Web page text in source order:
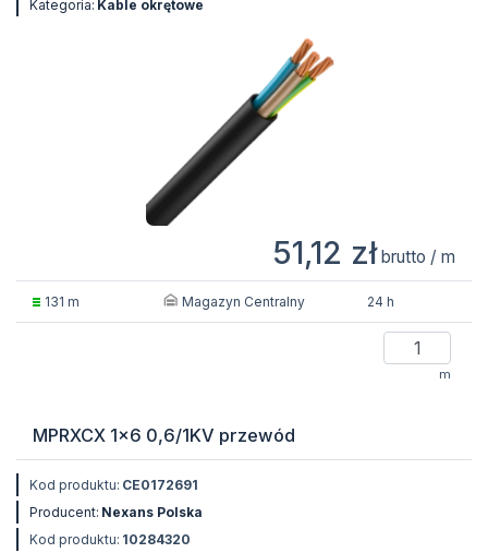
Kategoria: Kable okrętowe
51,12 zł brutto / m
131 m Magazyn Centralny 24 h
m
MPRXCX 1x6 0,6/1KV przewód
Kod produktu: CE0172691
Producent: Nexans Polska
Kod produktu: 10284320